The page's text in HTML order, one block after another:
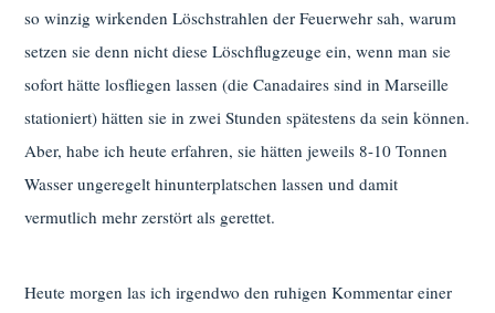
so winzig wirkenden Löschstrahlen der Feuerwehr sah, warum
setzen sie denn nicht diese Löschflugzeuge ein, wenn man sie
sofort hätte losfliegen lassen (die Canadaires sind in Marseille
stationiert) hätten sie in zwei Stunden spätestens da sein können.
Aber, habe ich heute erfahren, sie hätten jeweils 8-10 Tonnen
Wasser ungeregelt hinunterplatschen lassen und damit
vermutlich mehr zerstört als gerettet.
Heute morgen las ich irgendwo den ruhigen Kommentar einer